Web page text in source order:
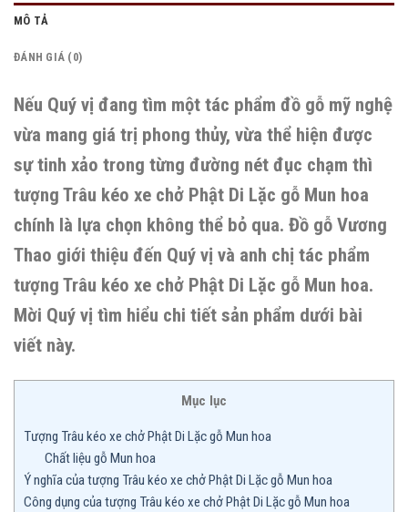
MÔ TẢ
ĐÁNH GIÁ (0)
Nếu Quý vị đang tìm một tác phẩm đồ gỗ mỹ nghệ
vừa mang giá trị phong thủy, vừa thể hiện được
sự tinh xảo trong từng đường nét đục chạm thì
tượng Trâu kéo xe chở Phật Di Lặc gỗ Mun hoa
chính là lựa chọn không thể bỏ qua. Đồ gỗ Vương
Thao giới thiệu đến Quý vị và anh chị tác phẩm
tượng Trâu kéo xe chở Phật Di Lặc gỗ Mun hoa.
Mời Quý vị tìm hiểu chi tiết sản phẩm dưới bài
viết này.
Mục lục
Tượng Trâu kéo xe chở Phật Di Lặc gỗ Mun hoa
Chất liệu gỗ Mun hoa
Ý nghĩa của tượng Trâu kéo xe chở Phật Di Lặc gỗ Mun hoa
Công dụng của tượng Trâu kéo xe chở Phật Di Lặc gỗ Mun hoa